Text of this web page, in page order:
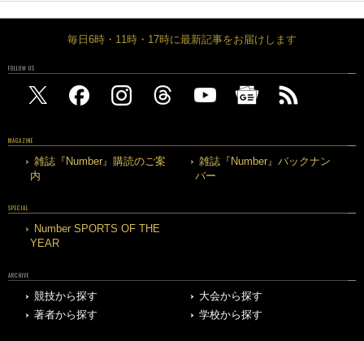
毎日6時・11時・17時に最新記事をお届けします
FOLLOW US
MAGAZINE
雑誌『Number』購読のご案
内
雑誌『Number』バックナン
バー
SPECIAL
Number SPORTS OF THE
YEAR
ARCHIVE
競技から探す
大会から探す
著者から探す
学校から探す